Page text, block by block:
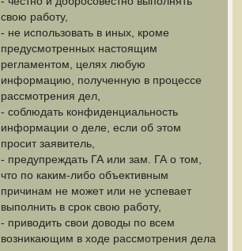
свою работу,
- не использовать в иных, кроме
предусмотренных настоящим
регламентом, целях любую
информацию, полученную в процессе
рассмотрения дел,
- соблюдать конфиденциальность
информации о деле, если об этом
просит заявитель,
- предупреждать ГА или зам. ГА о том,
что по каким-либо объективным
причинам не может или не успевает
выполнить в срок свою работу,
- приводить свои доводы по всем
возникающим в ходе рассмотрения дела